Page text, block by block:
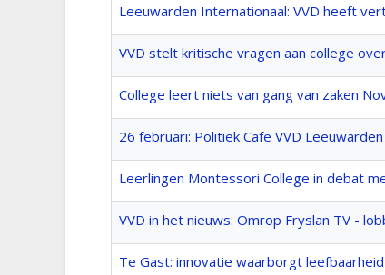
Leeuwarden Internationaal: VVD heeft
VVD stelt kritische vragen aan college
College leert niets van gang van zaken
26 februari: Politiek Cafe VVD Leeuwarden
Leerlingen Montessori College in debat
VVD in het nieuws: Omrop Fryslan TV -
Te Gast: innovatie waarborgt